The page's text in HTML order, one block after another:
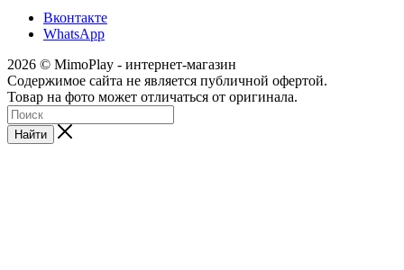
Вконтакте
WhatsApp
2026 © MimoPlay - интернет-магазин
Содержимое сайта не является публичной офертой.
Товар на фото может отличаться от оригинала.
Найти